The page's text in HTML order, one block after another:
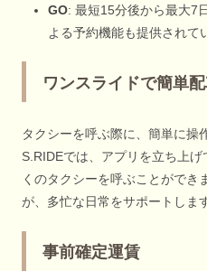
GO: 最短15分後から最大7
よる予約機能も提供されて
ワンスライドで簡単
タクシーを呼ぶ際に、簡単に操
S.RIDEでは、アプリを立ち上
くのタクシーを呼ぶことができ
が、多忙な日常をサポートしま
事前確定運賃